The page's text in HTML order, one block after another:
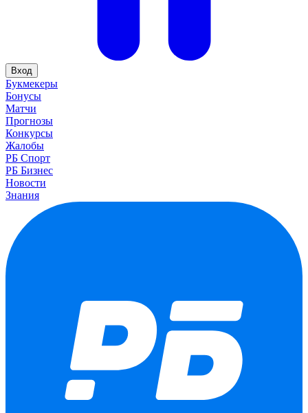
Вход
Букмекеры
Бонусы
Матчи
Прогнозы
Конкурсы
Жалобы
РБ Спорт
РБ Бизнес
Новости
Знания